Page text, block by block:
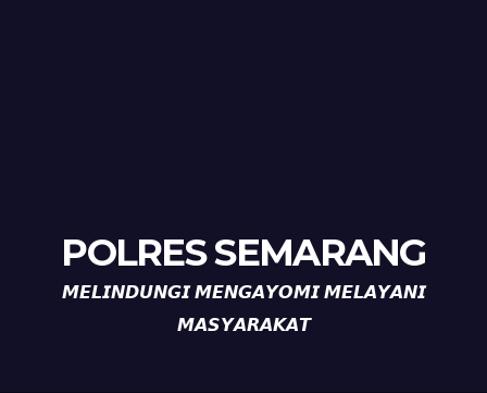
POLRES SEMARANG
𝙈𝙀𝙇𝙄𝙉𝘿𝙐𝙉𝙂𝙄 𝙈𝙀𝙉𝙂𝘼𝙔𝙊𝙈𝙄 𝙈𝙀𝙇𝘼𝙔𝘼𝙉𝙄
𝙈𝘼𝙎𝙔𝘼𝙍𝘼𝙆𝘼𝙏